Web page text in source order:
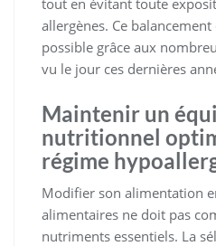
allergènes. Ce
possible grâce aux
vu le jour ces dernières
Maintenir un
nutritionnel
régime
Modifier son alimentation
alimentaires ne doit pas
nutriments essentiels. La